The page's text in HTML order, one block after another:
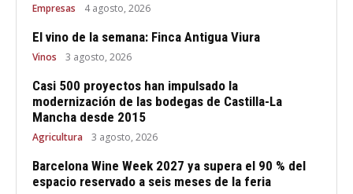
Empresas 4 agosto, 2026
El vino de la semana: Finca Antigua Viura
Vinos 3 agosto, 2026
Casi 500 proyectos han impulsado la
modernización de las bodegas de Castilla-La
Mancha desde 2015
Agricultura 3 agosto, 2026
Barcelona Wine Week 2027 ya supera el 90 % del
espacio reservado a seis meses de la feria